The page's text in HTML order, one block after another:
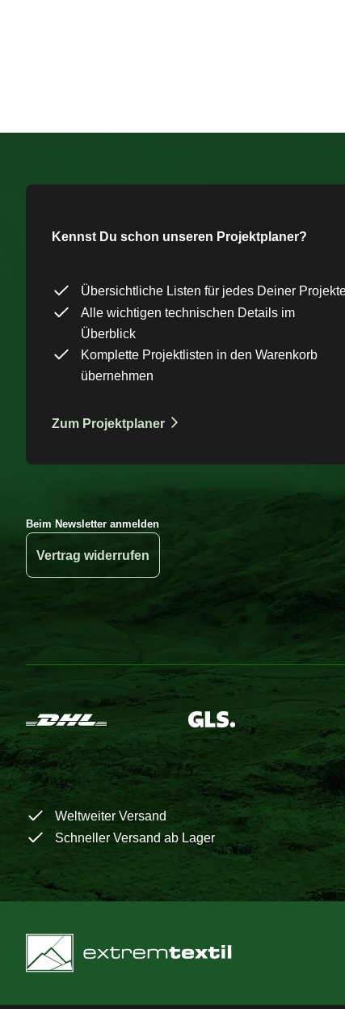
Kennst Du schon unseren Projektplaner?
Übersichtliche Listen für jedes Deiner
Alle wichtigen technischen Details im
Überblick
Komplette Projektlisten in den Warenkorb
übernehmen
Zum Projektplaner
Beim Newsletter anmelden
Vertrag widerrufen
Weltweiter Versand
Schneller Versand ab Lager